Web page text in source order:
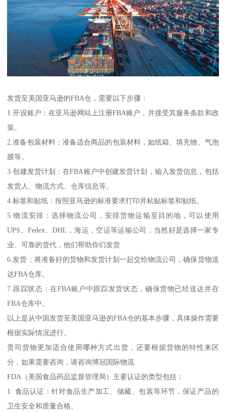
发货至美国亚马逊的FBA仓，需要以下步骤：
1.开设账户：在亚马逊网站上注册FBA账户，并接受其服务条款和政
策。
2.准备包装材料：准备适合商品的包装材料，如纸箱、填充物、气泡
膜等。
3.创建发货计划：在FBA账户中创建发货计划，输入发货信息，包括
发货人、物流方式、仓库信息等。
4.标签和贴纸：按照亚马逊的标准要求打印并粘贴标签和贴纸。
5.物流安排：选择物流公司，安排货物运输至目的地，可以使用
UPS、Fedex、DHL，海运，空运等运输公司，当然好是选择一家专
业、可靠的货代，他们帮助你们发货
6.发货：将准备好的货物和发货计划一起交给物流公司，确保货物送
达FBA仓库。
7.跟踪状态：在FBA账户中跟踪发货状态，确保货物已经送达并在
FBA仓库中。
以上是从中国发货至美国亚马逊的FBA仓的基本步骤，具体操作需要
根据实际情况进行。
贵司货物更加适合使用哪种方式出货，还要根据货物的特性来区
分，如果需要咨询，请咨询博冠国际物流
FDA（美国食品药品监督管理局）主要认证的类型包括：
1. 食品认证：针对食品生产加工、储藏、包装等环节，保证产品的
卫生安全和质量合格。